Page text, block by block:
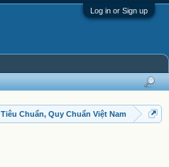
Log in or Sign up
Tiêu Chuẩn, Quy Chuẩn Việt Nam